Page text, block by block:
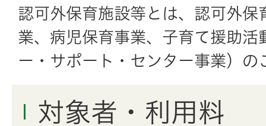
認可外保育施設等とは、 認可外保
業、病児保育事業、子育て援助活
ー・サポート・センター事業） の
対象者・利用料